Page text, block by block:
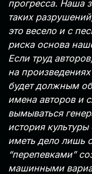
прогресса. Наша
таких
это весело и с
риска основа
Если труд
на
будет должным
имена авторов и
вымываться
история
иметь дело лишь
“перепевками”
машинными